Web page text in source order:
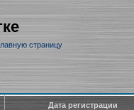
страницу
Дата регистрации